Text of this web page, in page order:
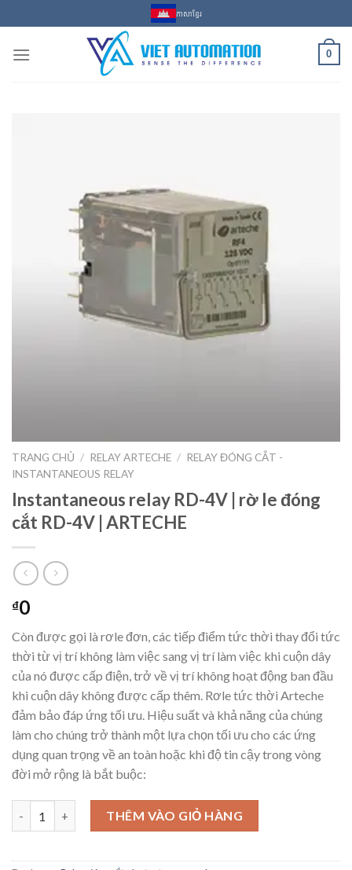
to
content
ភាសាខ្មែរ
0
TRANG CHỦ / RELAY ARTECHE / RELAY ĐÓNG CẮT -
INSTANTANEOUS RELAY
Instantaneous relay RD-4V | rờ le đóng
cắt RD-4V | ARTECHE​
₫0
Còn được gọi là rơle đơn, các tiếp điểm tức thời thay đổi tức
thời từ vị trí không làm việc sang vị trí làm việc khi cuộn dây
của nó được cấp điện, trở về vị trí không hoạt động ban đầu
khi cuộn dây không được cấp thêm. Rơle tức thời Arteche
đảm bảo đáp ứng tối ưu. Hiệu suất và khả năng của chúng
làm cho chúng trở thành một lựa chọn tối ưu cho các ứng
dụng quan trọng về an toàn hoặc khi độ tin cậy trong vòng
đời mở rộng là bắt buộc:
Instantaneous relay RD-4V | rờ le đóng cắt RD-4V | ARTECHE​
THÊM VÀO GIỎ HÀNG